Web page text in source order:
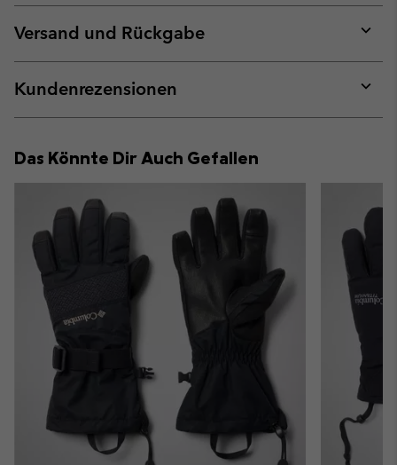
or
Versand und Rückgabe
or
Kundenrezensionen
or
Das Könnte Dir Auch Gefallen